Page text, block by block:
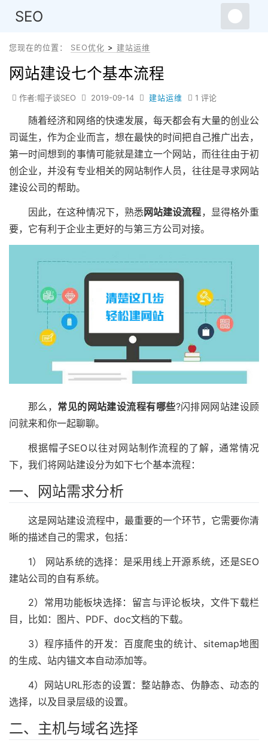
SEO
您现在的位置： SEO优化 > 建站运维
网站建设七个基本流程
作者:帽子谈SEO 2019-09-14 建站运维 1 评论
随着经济和网络的快速发展，每天都会有大量的创业公
司诞生，作为企业而言，想在最快的时间把自己推广出去，
第一时间想到的事情可能就是建立一个网站，而往往由于初
创企业，并没有专业相关的网站制作人员，往往是寻求网站
建设公司的帮助。
因此，在这种情况下，熟悉网站建设流程，显得格外重
要，它有利于企业主更好的与第三方公司对接。
那么， 常见的网站建设流程有哪些?闪排网网站建设顾
问就来和你一起聊聊。
根据帽子SEO以往对网站制作流程的了解，通常情况
下，我们将网站建设分为如下七个基本流程：
一、网站需求分析
这是网站建设流程中，最重要的一个环节，它需要你清
晰的描述自己的需求，包括：
1） 网站系统的选择：是采用线上开源系统，还是SEO
建站公司的自有系统。
2）常用功能板块选择：留言与评论板块，文件下载栏
目，比如：图片、PDF、doc文档的下载。
3）程序插件的开发：百度爬虫的统计、sitemap地图
的生成、站内锚文本自动添加等。
4）网站URL形态的设置：整站静态、伪静态、动态的
选择，以及目录层级的设置。
二、主机与域名选择